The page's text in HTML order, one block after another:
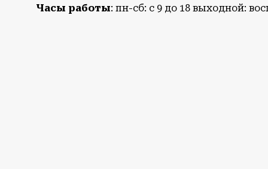
Часы работы: пн-сб: с 9 до 18 выходной: